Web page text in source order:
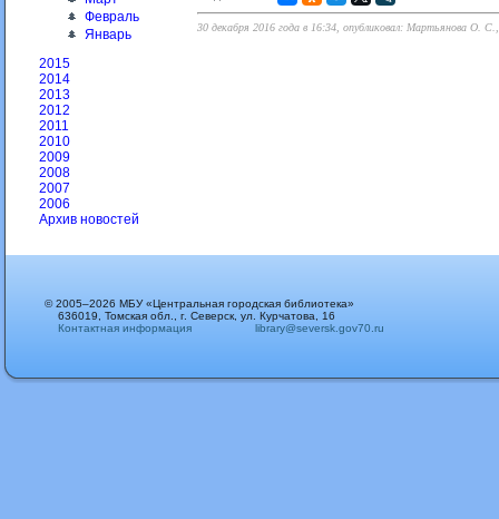
Февраль
Январь
2015
2014
2013
2012
2011
2010
2009
2008
2007
2006
Архив новостей
30 декабря 2016 года в 16:34, опубликовал: Мартьянова О.
© 2005–2026 МБУ «Центральная городская библиотека»
636019, Томская обл., г. Северск, ул. Курчатова, 16
Контактная информация
library@seversk.gov70.ru